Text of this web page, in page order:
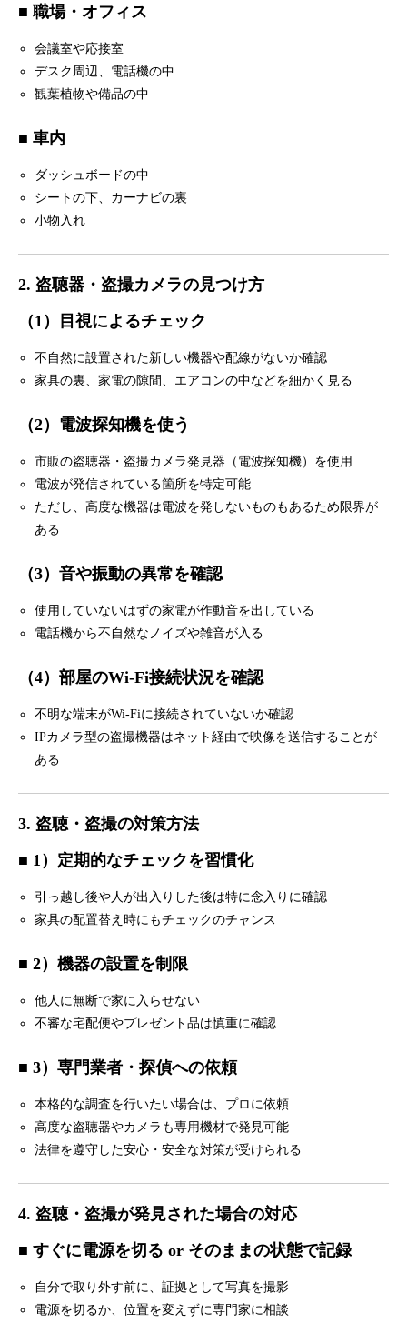
■ 職場・オフィス
会議室や応接室
デスク周辺、電話機の中
観葉植物や備品の中
■ 車内
ダッシュボードの中
シートの下、カーナビの裏
小物入れ
2. 盗聴器・盗撮カメラの見つけ方
（1）目視によるチェック
不自然に設置された新しい機器や配線がないか確認
家具の裏、家電の隙間、エアコンの中などを細かく見る
（2）電波探知機を使う
市販の盗聴器・盗撮カメラ発見器（電波探知機）を使用
電波が発信されている箇所を特定可能
ただし、高度な機器は電波を発しないものもあるため限界が
ある
（3）音や振動の異常を確認
使用していないはずの家電が作動音を出している
電話機から不自然なノイズや雑音が入る
（4）部屋のWi-Fi接続状況を確認
不明な端末がWi-Fiに接続されていないか確認
IPカメラ型の盗撮機器はネット経由で映像を送信することが
ある
3. 盗聴・盗撮の対策方法
■ 1）定期的なチェックを習慣化
引っ越し後や人が出入りした後は特に念入りに確認
家具の配置替え時にもチェックのチャンス
■ 2）機器の設置を制限
他人に無断で家に入らせない
不審な宅配便やプレゼント品は慎重に確認
■ 3）専門業者・探偵への依頼
本格的な調査を行いたい場合は、プロに依頼
高度な盗聴器やカメラも専用機材で発見可能
法律を遵守した安心・安全な対策が受けられる
4. 盗聴・盗撮が発見された場合の対応
■ すぐに電源を切る or そのままの状態で記録
自分で取り外す前に、証拠として写真を撮影
電源を切るか、位置を変えずに専門家に相談